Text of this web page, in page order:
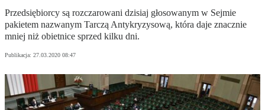
Przedsiębiorcy są rozczarowani dzisiaj głosowanym w Sejmie
pakietem nazwanym Tarczą Antykryzysową, która daje znacznie
mniej niż obietnice sprzed kilku dni.
Publikacja: 27.03.2020 08:47